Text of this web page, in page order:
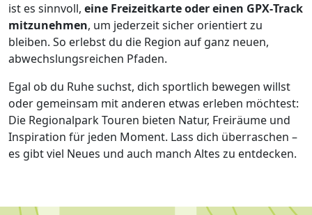
ist es sinnvoll, eine Freizeitkarte oder einen GPX‑Track
mitzunehmen, um jederzeit sicher orientiert zu
bleiben. So erlebst du die Region auf ganz neuen,
abwechslungsreichen Pfaden.
Egal ob du Ruhe suchst, dich sportlich bewegen willst
oder gemeinsam mit anderen etwas erleben möchtest:
Die Regionalpark Touren bieten Natur, Freiräume und
Inspiration für jeden Moment. Lass dich überraschen –
es gibt viel Neues und auch manch Altes zu entdecken.